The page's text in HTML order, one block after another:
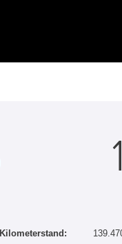
Kilometerstand: